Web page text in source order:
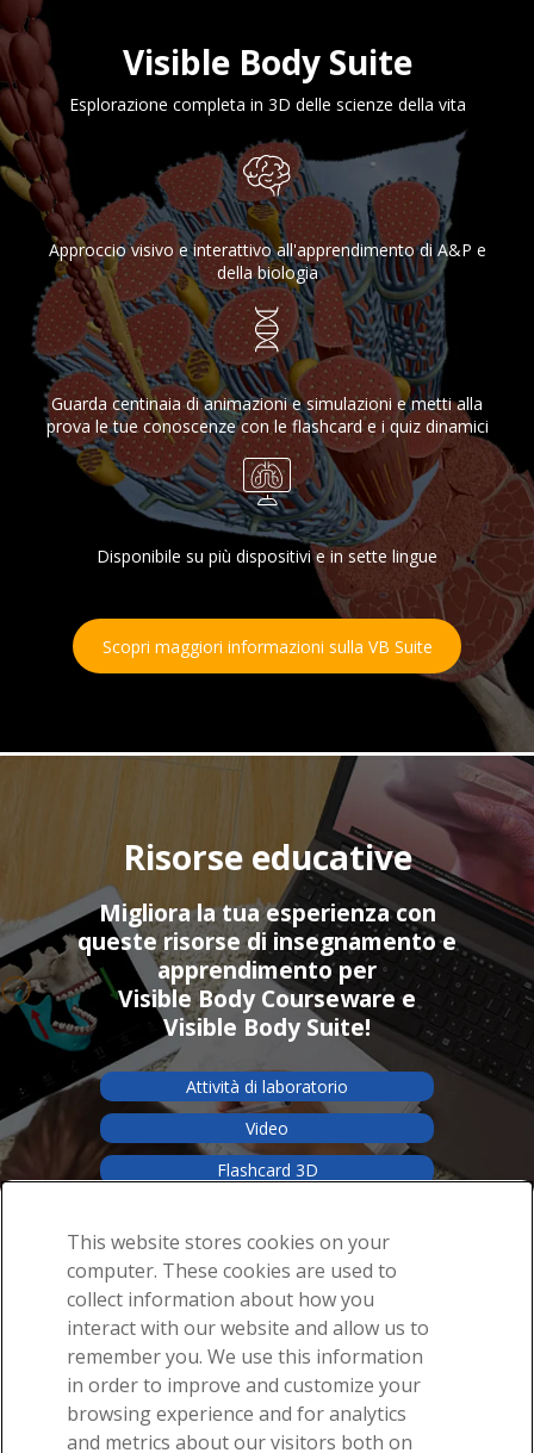
Visible Body Suite
Esplorazione completa in 3D delle scienze della vita
Approccio visivo e interattivo all'apprendimento di A&P e
della biologia
Guarda centinaia di animazioni e simulazioni e metti alla
prova le tue conoscenze con le flashcard e i quiz dinamici
Disponibile su più dispositivi e in sette lingue
Scopri maggiori informazioni sulla VB Suite
Risorse educative
Migliora la tua esperienza con
queste risorse di insegnamento e
apprendimento per
Visible Body Courseware e
Visible Body Suite!
Attività di laboratorio
Video
Flashcard 3D
Ricevi le nostre fantastiche e-mail sull'anatomia!
This website stores cookies on your
computer. These cookies are used to
collect information about how you
interact with our website and allow us to
remember you. We use this information
in order to improve and customize your
browsing experience and for analytics
and metrics about our visitors both on